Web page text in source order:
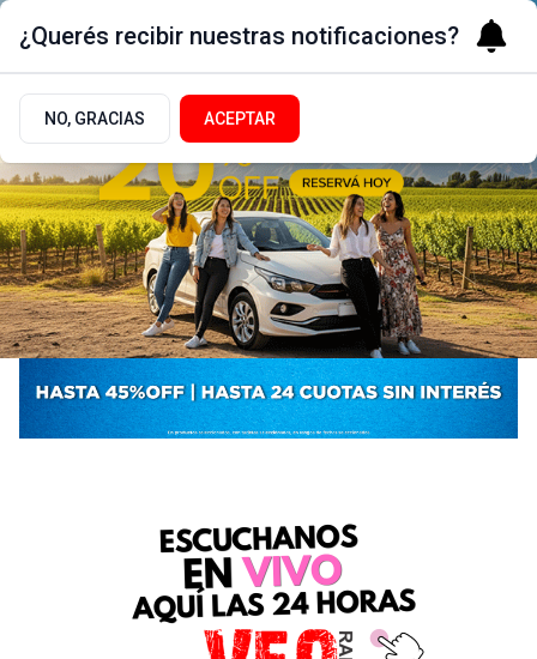
¿Querés recibir nuestras notificaciones?
NO, GRACIAS ACEPTAR